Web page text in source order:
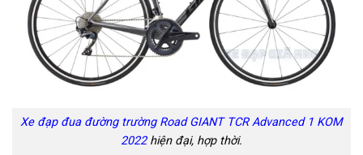
Xe đạp đua đường trường Road GIANT TCR Advanced 1 KOM
2022hiện đại, hợp thời.